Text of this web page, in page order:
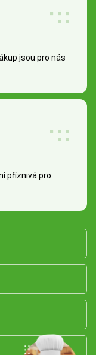
jsou pro nás
příznivá pro